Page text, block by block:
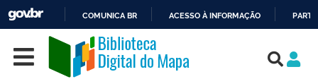
O
CONTEÚDO
COMUNICA BR ACESSO À INFORMAÇÃO
Skip navigation